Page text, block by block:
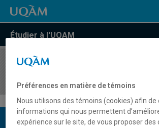
Étudier à l'UQAM
COURS//
Description du cours
Préférences en matière de témoins
Nous utilisons des témoins (cookies) afin de
informations qui nous permettent
expérience sur le site, de vous proposer des